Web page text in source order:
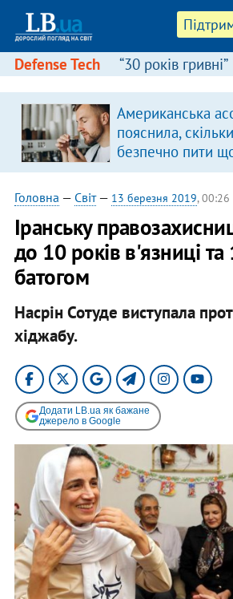
Defense Tech “30 років гривні”
Американська
пояснила,
безпечно пити
Головна — Світ— 13 березня 2019, 00:26
Іранську
до 10 років в'язниці та
батогом
Насрін Сотуде виступала
хіджабу.
Додати LB.ua як бажане
джерело в Google